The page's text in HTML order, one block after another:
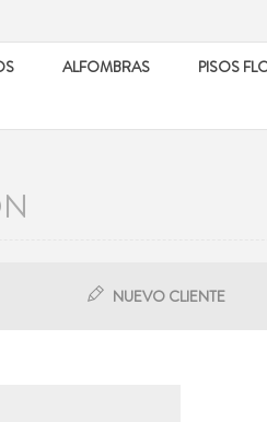
ALFOMBRAS
PISOS
NUEVO CLIENTE